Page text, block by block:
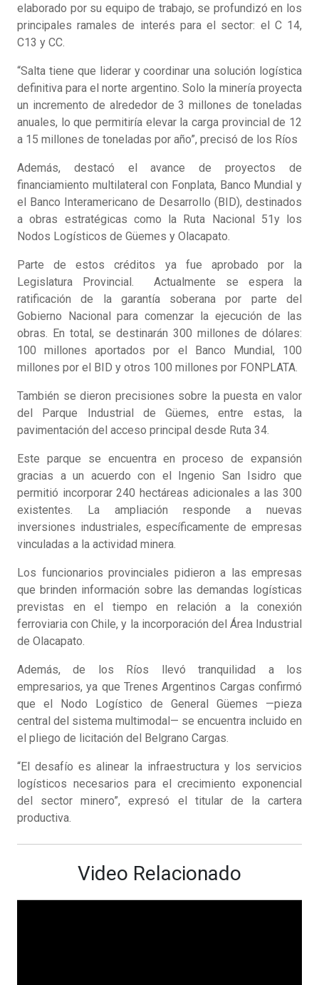
elaborado por su equipo de trabajo, se profundizó en los
principales ramales de interés para el sector: el C 14,
C13 y CC.
“Salta tiene que liderar y coordinar una solución logística
definitiva para el norte argentino. Solo la minería proyecta
un incremento de alrededor de 3 millones de toneladas
anuales, lo que permitiría elevar la carga provincial de 12
a 15 millones de toneladas por año”, precisó de los Ríos
Además, destacó el avance de proyectos de
financiamiento multilateral con Fonplata, Banco Mundial y
el Banco Interamericano de Desarrollo (BID), destinados
a obras estratégicas como la Ruta Nacional 51y los
Nodos Logísticos de Güemes y Olacapato.
Parte de estos créditos ya fue aprobado por la
Legislatura Provincial. Actualmente se espera la
ratificación de la garantía soberana por parte del
Gobierno Nacional para comenzar la ejecución de las
obras. En total, se destinarán 300 millones de dólares:
100 millones aportados por el Banco Mundial, 100
millones por el BID y otros 100 millones por FONPLATA.
También se dieron precisiones sobre la puesta en valor
del Parque Industrial de Güemes, entre estas, la
pavimentación del acceso principal desde Ruta 34.
Este parque se encuentra en proceso de expansión
gracias a un acuerdo con el Ingenio San Isidro que
permitió incorporar 240 hectáreas adicionales a las 300
existentes. La ampliación responde a nuevas
inversiones industriales, específicamente de empresas
vinculadas a la actividad minera.
Los funcionarios provinciales pidieron a las empresas
que brinden información sobre las demandas logísticas
previstas en el tiempo en relación a la conexión
ferroviaria con Chile, y la incorporación del Área Industrial
de Olacapato.
Además, de los Ríos llevó tranquilidad a los
empresarios, ya que Trenes Argentinos Cargas confirmó
que el Nodo Logístico de General Güemes —pieza
central del sistema multimodal— se encuentra incluido en
el pliego de licitación del Belgrano Cargas.
“El desafío es alinear la infraestructura y los servicios
logísticos necesarios para el crecimiento exponencial
del sector minero”, expresó el titular de la cartera
productiva.
Video Relacionado